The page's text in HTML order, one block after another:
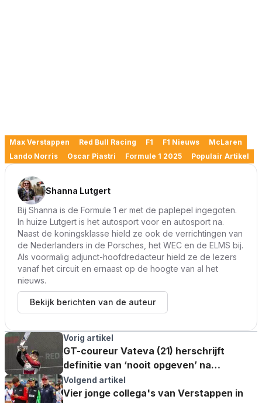
Max Verstappen Red Bull Racing F1 F1 Nieuws
McLaren
Lando Norris
Oscar Piastri Formule 1 2025 Populair Artikel
Shanna Lutgert
Bij Shanna is de Formule 1 er met de paplepel ingegoten.
In huize Lutgert is het autosport voor en autosport na.
Naast de koningsklasse hield ze ook de verrichtingen van
de Nederlanders in de Porsches, het WEC en de ELMS bij.
Als voormalig adjunct-hoofdredacteur hield ze de lezers
vanaf het circuit en ernaast op de hoogte van al het
nieuws.
Bekijk berichten van de auteur
Vorig artikel
GT-coureur Vateva (21) herschrijft
definitie van ‘nooit opgeven’ na
superpodium en F1 Academy-test
Volgend artikel
Vier jonge collega's van Verstappen in